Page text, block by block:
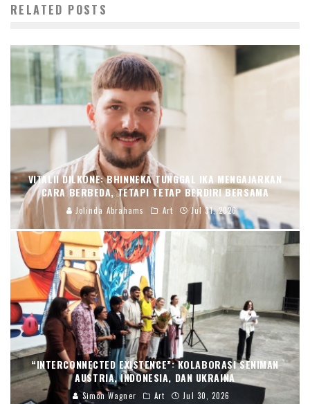
RELATED POSTS
VITALII DILKONE: BHINNEKA TUNGGAL IKA MENGAJARKAN
CARA BERBEDA, TETAPI TETAP BERDIRI BERSAMA
Jolinda Abrahams Art Jul 31, 2026
“INTERCONNECTED EXISTENCE”: KOLABORASI SENIMAN
AUSTRIA, INDONESIA, DAN UKRAINA
Simon Wagner Art Jul 30, 2026